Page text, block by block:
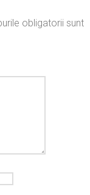
obligatorii sunt